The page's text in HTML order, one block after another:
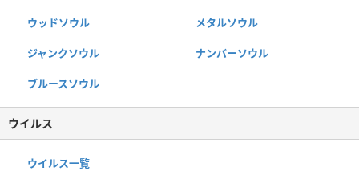
ウッドソウル メタルソウル
ジャンクソウル ナンバーソウル
ブルースソウル
ウイルス
ウイルス一覧